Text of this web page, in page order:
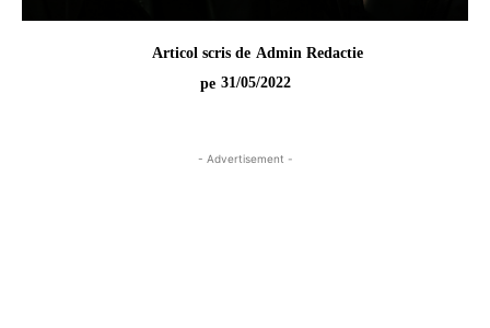
Articol scris de Admin Redactie
pe 31/05/2022
- Advertisement -